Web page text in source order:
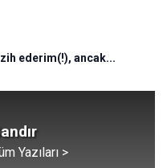
ederim(!), ancak...
Yazıları >